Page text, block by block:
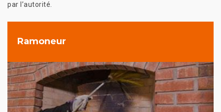
par l’autorité.
Ramoneur